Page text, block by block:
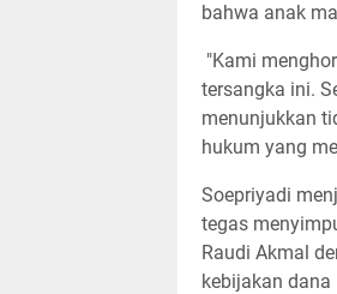
bahwa anak
"Kami
tersangka ini.
menunjukkan
hukum yang
​Soepriyadi
tegas
Raudi Akmal
kebijakan dana